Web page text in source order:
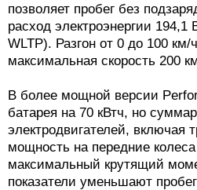
позволяет пробег без
расход электроэнергии 194,1
WLTP). Разгон от 0 до 100 км/
максимальная скорость 200
В более мощной версии
батарея на 70 кВтч, но
электродвигателей, включая
мощность на передние
максимальный крутящий
показатели уменьшают